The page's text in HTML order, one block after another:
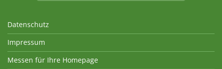
Datenschutz
Impressum
Messen für Ihre Homepage